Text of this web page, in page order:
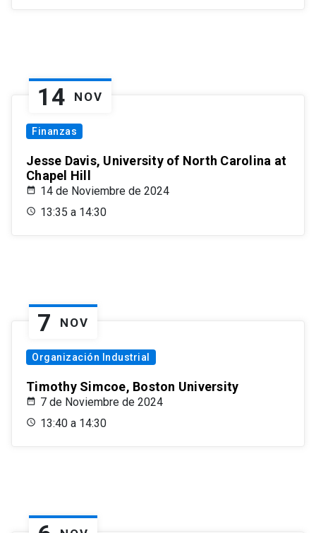
14 NOV
Finanzas
Jesse Davis, University of North Carolina at
Chapel Hill
14 de Noviembre de 2024
13:35 a 14:30
7 NOV
Organización Industrial
Timothy Simcoe, Boston University
7 de Noviembre de 2024
13:40 a 14:30